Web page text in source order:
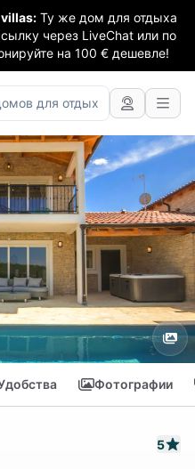
Ту же дом для отдыха
через LiveChat или по
на 100 € дешевле!
Фотографии
5